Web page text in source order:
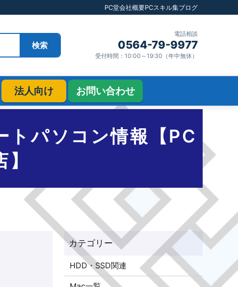
PC堂会社概要PCスキル集ブログ
検索
電話相談
0564-79-9977
受付時間：10:00～19:30（年中無休）
法人向け お問い合わせ
パソコン情報【PC
HDD・SSD関連